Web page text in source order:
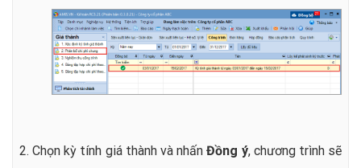
2. Chọn kỳ tính giá thành và nhấnĐồng ý, chương trình sẽ